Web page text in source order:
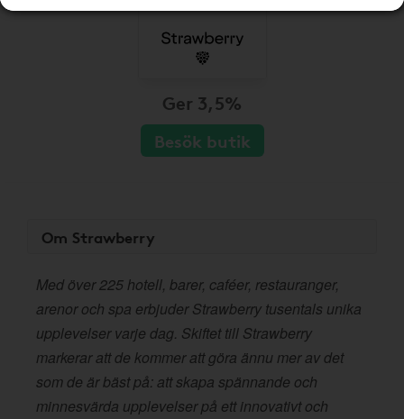
Ger 3,5%
Besök butik
Om Strawberry
Med över 225 hotell, barer, caféer, restauranger,
arenor och spa erbjuder Strawberry tusentals unika
upplevelser varje dag. Skiftet till Strawberry
markerar att de kommer att göra ännu mer av det
som de är bäst på: att skapa spännande och
minnesvärda upplevelser på ett innovativt och